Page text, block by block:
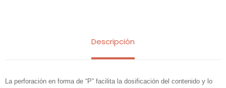
Descripción
La perforación en forma de “P” facilita la dosificación del contenido y lo